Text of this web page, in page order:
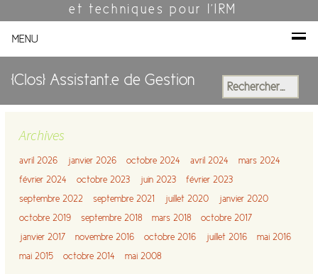
et techniques pour l'IRM
MENU
[Clos] Assistant.e de Gestion Rechercher :
Archives
avril 2026 janvier 2026 octobre 2024 avril 2024
mars 2024
février 2024
octobre 2023 juin 2023
février 2023
septembre 2022
septembre 2021 juillet 2020
janvier 2020
octobre 2019
septembre 2018 mars 2018
octobre 2017
janvier 2017
novembre 2016 octobre 2016 juillet 2016
mai 2016
mai 2015
octobre 2014 mai 2008